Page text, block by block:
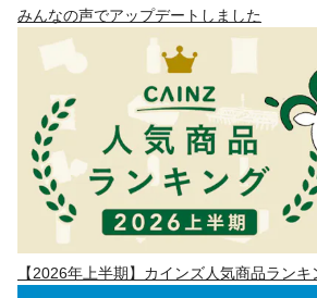
みんなの声でアップデートしました
【2026年上半期】カインズ人気商品ランキ